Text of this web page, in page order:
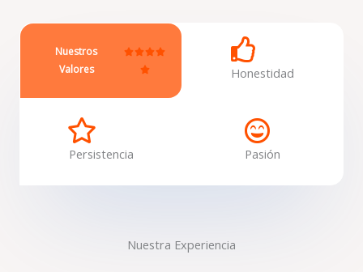
Nuestros
Valores


V
a
5
Honestidad
Persistencia Pasión
Nuestra Experiencia